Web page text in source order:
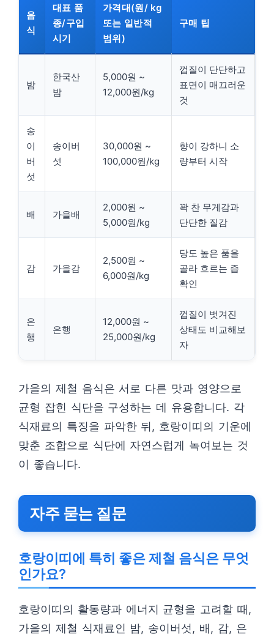
음
식
대표 품
종/구입
시기
가격대(원/ kg
또는 일반적
범위)
구매 팁
밤
한국산
밤
5,000원 ~
12,000원/kg
껍질이 단단하고
표면이 매끄러운
것
송
이
버
섯
송이버
섯
30,000원 ~
100,000원/kg
향이 강하니 소
량부터 시작
배 가을배
2,000원 ~
5,000원/kg
꽉 찬 무게감과
단단한 질감
감 가을감
2,500원 ~
6,000원/kg
당도 높은 품을
골라 흐르는 즙
확인
은
행
은행
12,000원 ~
25,000원/kg
껍질이 벗겨진
상태도 비교해보
자
가을의 제철 음식은 서로 다른 맛과 영양으로
균형 잡힌 식단을 구성하는 데 유용합니다. 각
식재료의 특징을 파악한 뒤, 호랑이띠의 기운에
맞춘 조합으로 식단에 자연스럽게 녹여보는 것
이 좋습니다.
자주 묻는 질문
호랑이띠에 특히 좋은 제철 음식은 무엇
인가요?
호랑이띠의 활동량과 에너지 균형을 고려할 때,
가을의 제철 식재료인 밤, 송이버섯, 배, 감, 은